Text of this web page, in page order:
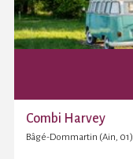
Combi Harvey
Bâgé-Dommartin (Ain, 01)